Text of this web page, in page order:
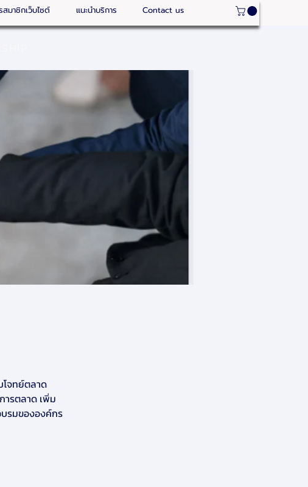
มาชิกเว็บไซต์ แนะนำบริการ Contact us
โจทย์ตลาด
รตลาด เพิ่ม
รมขององค์กร